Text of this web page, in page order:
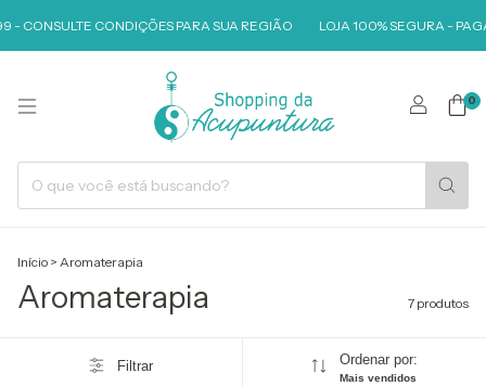
CONSULTE CONDIÇÕES PARA SUA REGIÃO LOJA 100% SEGURA -
0
Início > Aromaterapia
Aromaterapia 7 produtos
Filtrar Ordenar por:
Mais vendidos